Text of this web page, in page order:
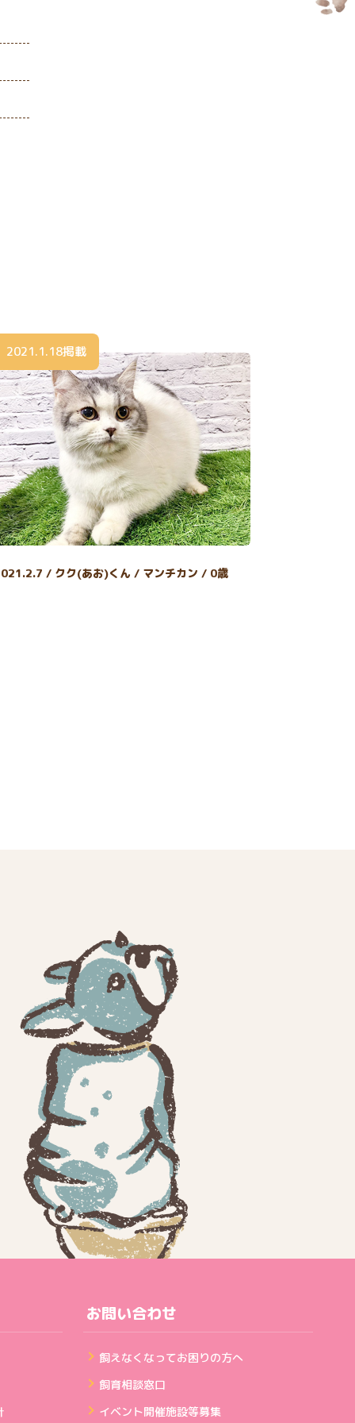
2021.1.18掲載
/ クク(あお)くん / マンチカン / 0歳
お問い合わせ
飼えなくなってお困りの方へ
飼育相談窓口
イベント開催施設等募集